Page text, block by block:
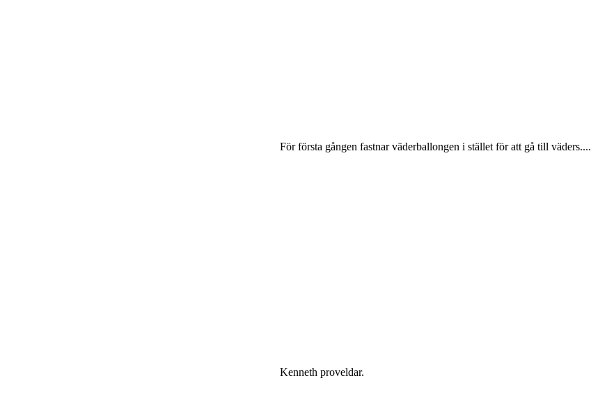
För första gången fastnar väderballongen i stället för att gå till väders....
Kenneth proveldar.